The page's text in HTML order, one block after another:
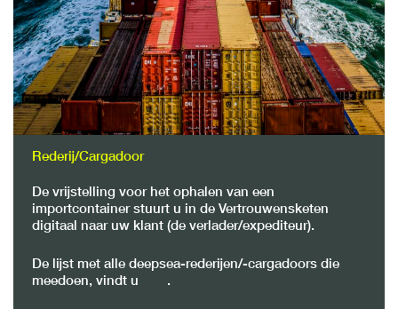
Rederij/Cargadoor
De vrijstelling voor het ophalen van een
importcontainer stuurt u in de Vertrouwensketen
digitaal naar uw klant (de verlader/expediteur).
De lijst met alle deepsea-rederijen/-cargadoors die
meedoen, vindt u
.